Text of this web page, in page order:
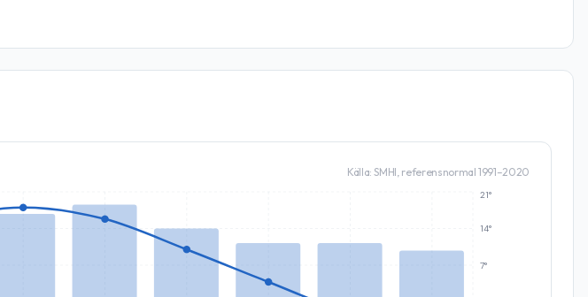
Källa: SMHI, referensnormal 1991–2020
7°
14°
21°